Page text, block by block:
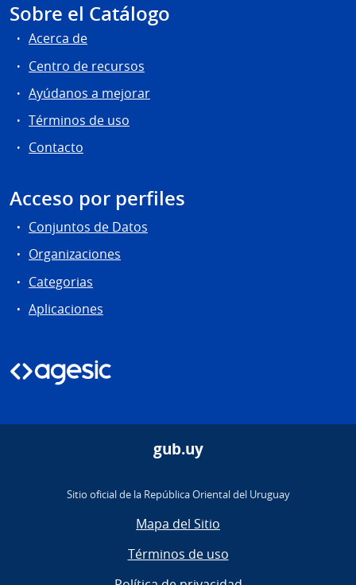
Sobre el Catálogo
Acerca de
Centro de recursos
Ayúdanos a mejorar
Términos de uso
Contacto
Acceso por perfiles
Conjuntos de Datos
Organizaciones
Categorias
Aplicaciones
gub.uy
Sitio oficial de la República Oriental del Uruguay
Mapa del Sitio
Términos de uso